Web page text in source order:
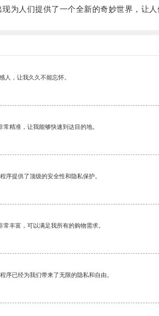
人们提供了一个全新的奇妙世界，让人
人，让我久久不能忘怀。
精准，让我能够快速到达目的地。
序提供了顶级的安全性和隐私保护。
丰富，可以满足我所有的购物需求。
序已经为我们带来了无限的隐私和自由。